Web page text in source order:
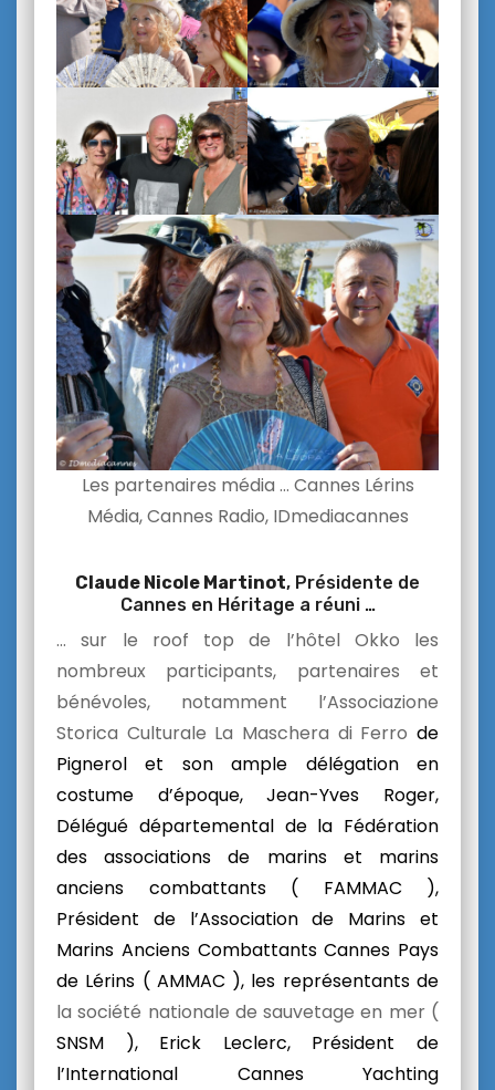
Les partenaires média … Cannes Lérins
Média, Cannes Radio, IDmediacannes
Claude Nicole Martinot, Présidente de
Cannes en Héritage a réuni …
… sur le roof top de l’hôtel Okko les
nombreux participants, partenaires et
bénévoles, notamment l’Associazione
Storica Culturale La Maschera di Ferro de
Pignerol et son ample délégation en
costume d’époque, Jean-Yves Roger,
Délégué départemental de la Fédération
des associations de marins et marins
anciens combattants ( FAMMAC ),
Président de l’Association de Marins et
Marins Anciens Combattants Cannes Pays
de Lérins ( AMMAC ), les représentants de
la société nationale de sauvetage en mer (
SNSM ), Erick Leclerc, Président de
l’International Cannes Yachting